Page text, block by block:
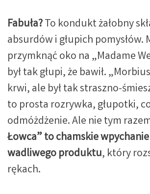
Fabuła?To kondukt żałobny
absurdów i głupich pomysłów.
przymknąć oko na „Madame
był tak głupi, że bawił.
krwi, ale był tak straszno-
to prosta rozrywka, głupotki,
odmóżdżenie. Ale nie tym
Łowca” to chamskie
wadliwego produktu, który
rękach.